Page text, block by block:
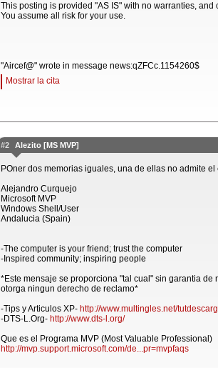
This posting is provided "AS IS" with no warranties, and
You assume all risk for your use.
"Aircef@" wrote in message news:qZFCc.1154260$
Mostrar la cita
#2 Alezito [MS MVP]
POner dos memorias iguales, una de ellas no admite
Alejandro Curquejo
Microsoft MVP
Windows Shell/User
Andalucia (Spain)
-The computer is your friend; trust the computer
-Inspired community; inspiring people
*Este mensaje se proporciona "tal cual" sin garantia de
otorga ningun derecho de reclamo*
-Tips y Articulos XP- http://www.multingles.net/
-DTS-L.Org- http://www.dts-l.org/
Que es el Programa MVP (Most Valuable Professional)
http://mvp.support.microsoft.com/de...pr=mvpfaqs